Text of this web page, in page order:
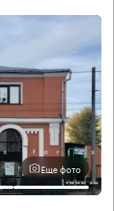
Еще фото